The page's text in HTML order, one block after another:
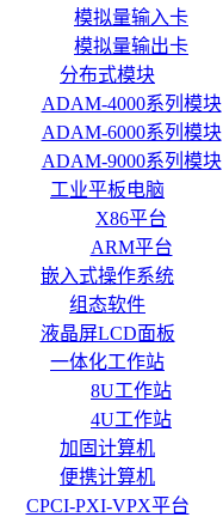
模拟量输入卡
模拟量输出卡
分布式模块
ADAM-4000系列模块
ADAM-6000系列模块
ADAM-9000系列模块
工业平板电脑
X86平台
ARM平台
嵌入式操作系统
组态软件
液晶屏LCD面板
一体化工作站
8U工作站
4U工作站
加固计算机
便携计算机
CPCI-PXI-VPX平台